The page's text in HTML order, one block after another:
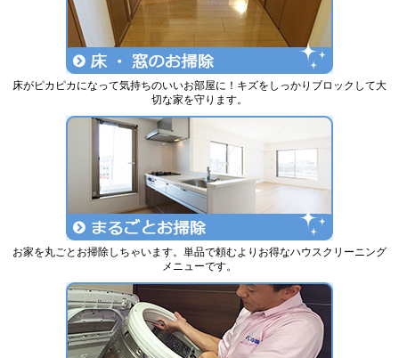
床がピカピカになって気持ちのいいお部屋に！キズをしっかりブロックして大
切な家を守ります。
お家を丸ごとお掃除しちゃいます。単品で頼むよりお得なハウスクリーニング
メニューです。